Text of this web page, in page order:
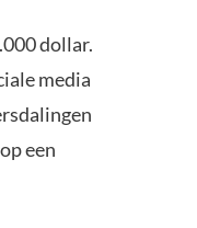
dollar.
media
een